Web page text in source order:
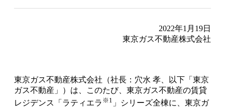
2022年1月19日
東京ガス不動産株式会社
東京ガス不動産株式会社（社長：穴水 孝、以下「東京
ガス不動産」）は、このたび、東京ガス不動産の賃貸
レジデンス「ラティエラ ※1 」シリーズ全棟に、東京ガ